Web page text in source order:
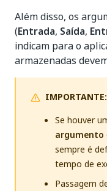
Além disso, os
(Entrada, Saída,
indicam para o
armazenadas
IMPORTANTE:
Se houver
argumento
sempre é
tempo de
Passagem